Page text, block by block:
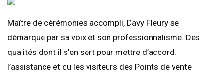
Maître de cérémonies accompli, Davy Fleury se
démarque par sa voix et son professionnalisme. Des
qualités dont il s’en sert pour mettre d’accord,
l’assistance et ou les visiteurs des Points de vente